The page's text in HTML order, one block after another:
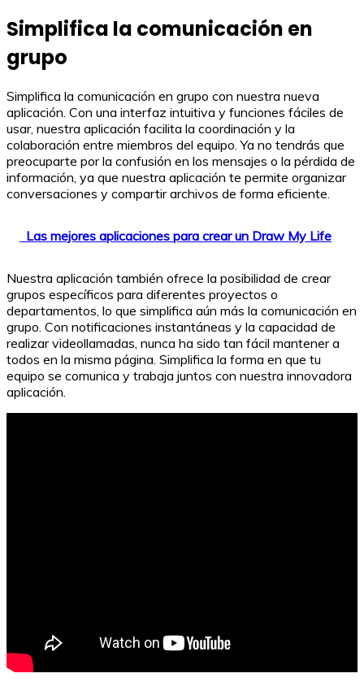
Simplifica la comunicación en
grupo
Simplifica la comunicación en grupo con nuestra nueva
aplicación. Con una interfaz intuitiva y funciones fáciles de
usar, nuestra aplicación facilita la coordinación y la
colaboración entre miembros del equipo. Ya no tendrás que
preocuparte por la confusión en los mensajes o la pérdida de
información, ya que nuestra aplicación te permite organizar
conversaciones y compartir archivos de forma eficiente.
Las mejores aplicaciones para crear un Draw My Life
Nuestra aplicación también ofrece la posibilidad de crear
grupos específicos para diferentes proyectos o
departamentos, lo que simplifica aún más la comunicación en
grupo. Con notificaciones instantáneas y la capacidad de
realizar videollamadas, nunca ha sido tan fácil mantener a
todos en la misma página. Simplifica la forma en que tu
equipo se comunica y trabaja juntos con nuestra innovadora
aplicación.